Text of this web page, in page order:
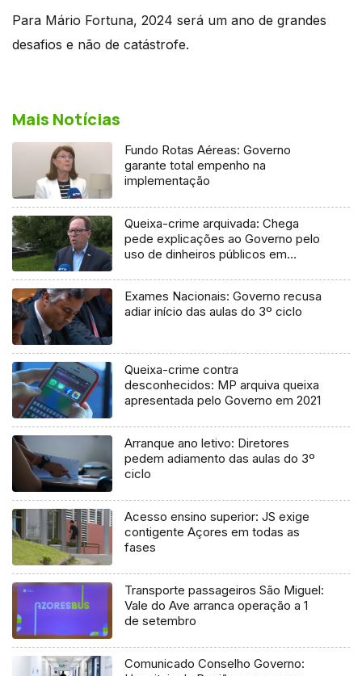
Para Mário Fortuna, 2024 será um ano de grandes
desafios e não de catástrofe.
Mais Notícias
Fundo Rotas Aéreas: Governo
garante total empenho na
implementação
Queixa-crime arquivada: Chega
pede explicações ao Governo pelo
uso de dinheiros públicos em
Exames Nacionais: Governo recusa
adiar início das aulas do 3º ciclo
Queixa-crime contra
desconhecidos: MP arquiva queixa
apresentada pelo Governo em 2021
Arranque ano letivo: Diretores
pedem adiamento das aulas do 3º
ciclo
Acesso ensino superior: JS exige
contigente Açores em todas as
fases
Transporte passageiros São Miguel:
Vale do Ave arranca operação a 1
de setembro
Comunicado Conselho Governo: